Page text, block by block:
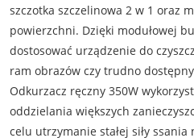
szczotka szczelinowa 2 w 1 oraz
powierzchni. Dzięki modułowej
dostosować urządzenie do
ram obrazów czy trudno
Odkurzacz ręczny 350W
oddzielania większych
celu utrzymanie stałej siły